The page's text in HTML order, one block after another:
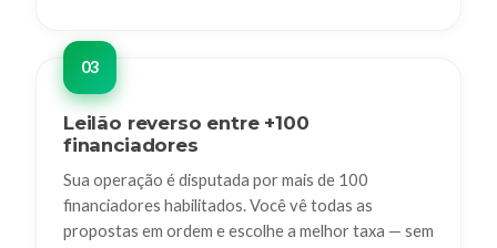
Leilão reverso entre +100
financiadores
Sua operação é disputada por mais de 100
financiadores habilitados. Você vê todas as
propostas em ordem e escolhe a melhor taxa — sem